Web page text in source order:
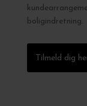
boligindretning.
Tilmeld dig